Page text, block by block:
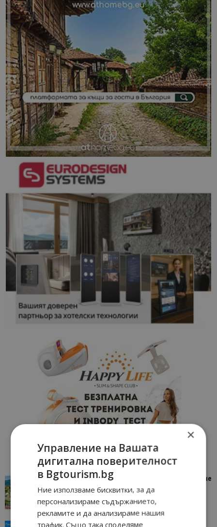
“Пощенска картичка от…”: Петрич – Изживяване
отвъд очакваното
Петрич 11/07/2026 11:22
“Пощенска картичка от…”: Пловдив, градът на
×
Управление на Вашата
дигитална поверителност
в Bgtourism.bg
Ние използваме бисквитки, за да
персонализираме съдържанието,
рекламите и да анализираме нашия
трафик. Също така споделяме